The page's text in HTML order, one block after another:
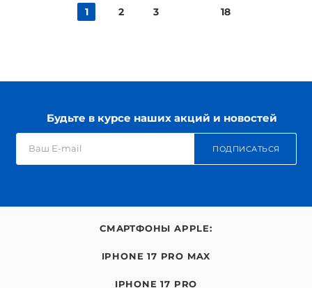
1 2 3 18
Будьте в курсе наших акций и новостей
ПОДПИСАТЬСЯ
СМАРТФОНЫ APPLE:
IPHONE 17 PRO MAX
IPHONE 17 PRO